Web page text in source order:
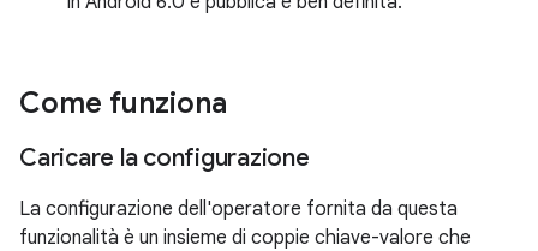
Come funziona
Caricare la configurazione
La configurazione dell'operatore fornita da questa
funzionalità è un insieme di coppie chiave-valore che